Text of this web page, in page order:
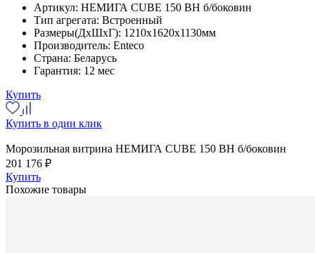
Артикул: НЕМИГА CUBE 150 ВН б/боковин
Тип агрегата: Встроенный
Размеры(ДхШхГ): 1210x1620x1130мм
Производитель: Enteco
Страна: Беларусь
Гарантия: 12 мес
Купить
Купить в один клик
Морозильная витрина НЕМИГА CUBE 150 ВН б/боковин
201 176 ₽
Купить
Похожие товары